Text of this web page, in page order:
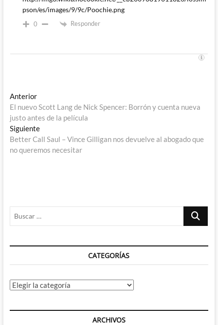
pson/es/images/9/9c/Poochie.png
0 Responder
Navegación
de
entradas
AnteriorEntrada
anterior:
El nuevo Scott Lang de Nick Spencer: Borrón y cuenta nueva
justo antes de la película
SiguienteEntrada
siguiente:
Better Call Saul – Vince Gilligan nos devuelve al abogado que
no queremos necesitar
Buscar
CATEGORÍAS
Categorías
ARCHIVOS